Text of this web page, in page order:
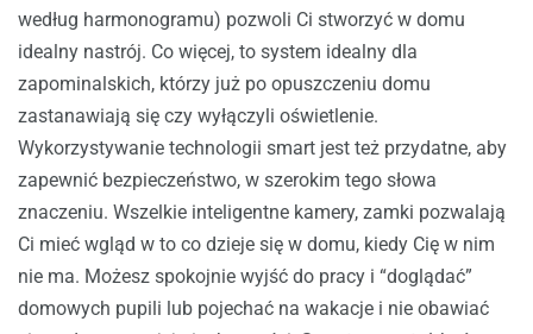
według harmonogramu) pozwoli Ci stworzyć w domu
idealny nastrój. Co więcej, to system idealny dla
zapominalskich, którzy już po opuszczeniu domu
zastanawiają się czy wyłączyli oświetlenie.
Wykorzystywanie technologii smart jest też przydatne, aby
zapewnić bezpieczeństwo, w szerokim tego słowa
znaczeniu. Wszelkie inteligentne kamery, zamki pozwalają
Ci mieć wgląd w to co dzieje się w domu, kiedy Cię w nim
nie ma. Możesz spokojnie wyjść do pracy i “doglądać”
domowych pupili lub pojechać na wakacje i nie obawiać